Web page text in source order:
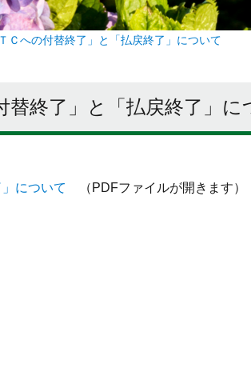
Ｃへの付替終了」と「払戻終了」について
終了」と「払戻終了」に
について （PDFファイルが開きます）